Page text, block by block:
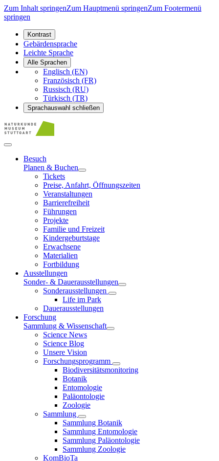
Zum Inhalt springenZum Hauptmenü springenZum Footermenü
springen
Kontrast
Gebärdensprache
Leichte Sprache
Alle Sprachen
Englisch (EN)
Französisch (FR)
Russisch (RU)
Türkisch (TR)
Sprachauswahl schließen
Besuch
Planen & Buchen
Tickets
Preise, Anfahrt, Öffnungszeiten
Veranstaltungen
Barrierefreiheit
Führungen
Projekte
Familie und Freizeit
Kindergeburtstage
Erwachsene
Materialien
Fortbildung
Ausstellungen
Sonder- & Dauerausstellungen
Sonderausstellungen
Life im Park
Dauerausstellungen
Forschung
Sammlung & Wissenschaft
Science News
Science Blog
Unsere Vision
Forschungsprogramm
Biodiversitätsmonitoring
Botanik
Entomologie
Paläontologie
Zoologie
Sammlung
Sammlung Botanik
Sammlung Entomologie
Sammlung Paläontologie
Sammlung Zoologie
KomBioTa